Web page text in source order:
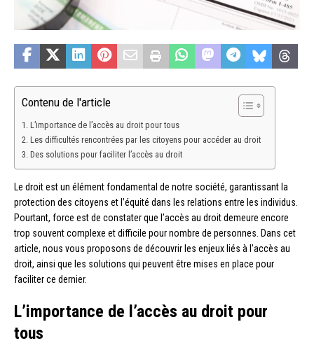
Contenu de l'article
L’importance de l’accès au droit pour tous
Les difficultés rencontrées par les citoyens pour accéder au droit
Des solutions pour faciliter l’accès au droit
Le droit est un élément fondamental de notre société, garantissant la
protection des citoyens et l’équité dans les relations entre les individus.
Pourtant, force est de constater que l’accès au droit demeure encore
trop souvent complexe et difficile pour nombre de personnes. Dans cet
article, nous vous proposons de découvrir les enjeux liés à l’accès au
droit, ainsi que les solutions qui peuvent être mises en place pour
faciliter ce dernier.
L’importance de l’accès au droit pour
tous